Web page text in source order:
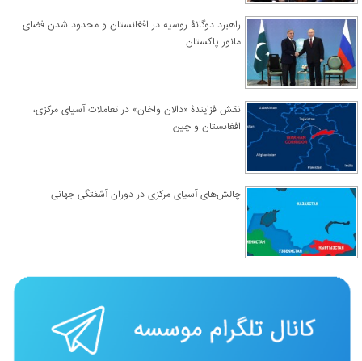
راهبرد دوگانۀ روسیه در افغانستان و محدود شدن فضای
مانور پاکستان
نقش فزایندۀ «دالان واخان» در تعاملات آسیای مرکزی،
افغانستان و چین
چالش‌های آسیای مرکزی در دوران آشفتگی جهانی